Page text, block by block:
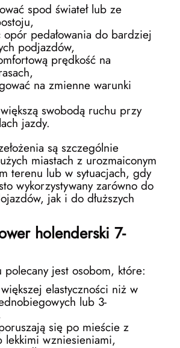
spod świateł lub ze
opór pedałowania do bardziej
podjazdów,
prędkość na
na zmienne warunki
swobodą ruchu przy
jazdy.
są szczególnie
miastach z urozmaiconym
terenu lub w sytuacjach, gdy
wykorzystywany zarówno do
jak i do dłuższych
holenderski 7-
polecany jest osobom, które:
elastyczności niż w
lub 3-
się po mieście z
lekkimi wzniesieniami,